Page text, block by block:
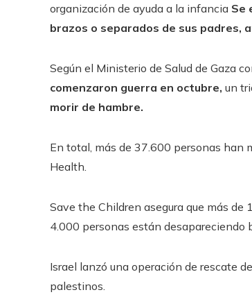
organización de ayuda a la infancia Se
brazos o separados de sus
Según el Ministerio de Salud de Gaza
comenzaron guerra en octubre, un
morir de hambre.
En total, más de 37.600 personas han
Health.
Save the Children asegura que más de
4.000 personas están desapareciendo
Israel lanzó una operación de rescate
palestinos.